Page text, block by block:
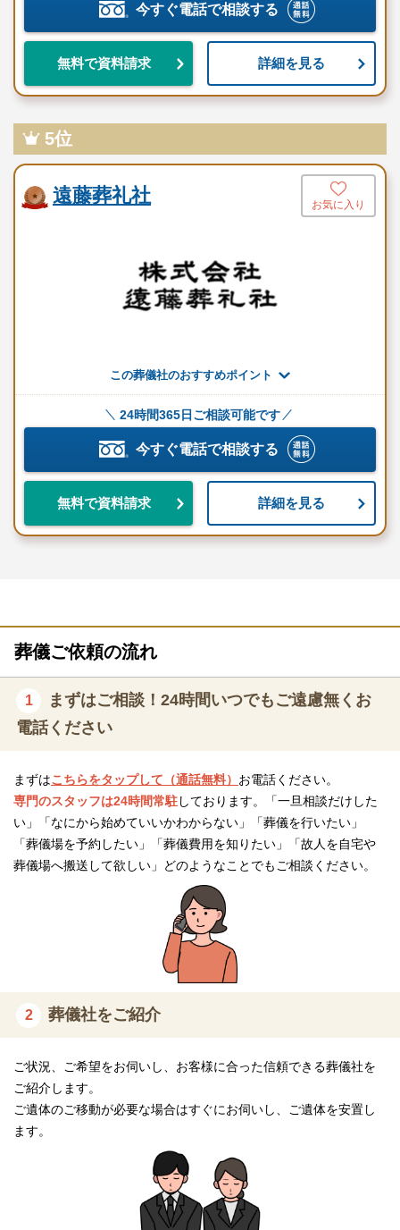
こだわりや理念、特徴等は、葬儀会社を選ぶうえで1つの参考にな
ります。
家族葬のディアネスは家族のきずなを深める企業を目指しサービ
スを提供しています。
ぜひ最後までご覧いただき、参考にしていただければ幸いです。
家族葬のディアネスの理念とメッセージ
家族葬のディアネスは1992年に設立し、30年以上の実績がありま
い、さまざまな想いをカタチにしていただけるように配慮を尽く
しサービスを提供しています。
従来の葬儀はご家族だけでなく会社関係者の方や地域の方々など
故人様にゆかりがあった方々を広く招待し、盛大に葬儀を執り行
う「一般葬」が一般的でした。
しかし高齢化などもあり時代が変化するにつれ、ニーズが変わり
ご家族や親しい方でお見送りをする「家族葬」が多くなってきま
実現が難しいと思っている葬儀でも遠慮なくご相談ください。
北海道に13式場
家族葬のディアネスの本社は札幌市北区にあり、札幌市内を中心
家族のディアネスは、全国各地で店舗を展開するきんぽう堂のグ
ループ会社です。
きんぽう堂グループは日本全国で219式場があり、年間施行数は1
万7,000件以上、実績累計は約3万件です。
自社アンケートによるお客様満足度は約97％の高さを誇ります。
家族葬のディアネスは北海道で実績ある葬儀会社を選びたい方に
家族葬のディアネスの自社式場は全て1日1組完全貸切の家族葬専
大切な最期のひとときをゆっくりとお過ごしいただけるようにご
自宅のような空間となっています。
仮眠可能な親族控え室や浴室完備、バリアフリー対応の充実した
設備であるため、ご自宅で過ごすようにご家族でゆったりとお過
充実した設備にご家族の気持ちに寄り添ったサービスで「家族の
きずな」を深められる葬儀の実現をサポートしてくれます。
今すぐ電話で相談する
無料で資料請求 詳細を見る
5位
遠藤葬礼社 お気に入り
この葬儀社のおすすめポイント
24時間365日ご相談可能です
今すぐ電話で相談する
無料で資料請求 詳細を見る
葬儀ご依頼の流れ
1
まずはご相談！24時間いつでもご遠慮無くお
電話ください
まずはこちらをタップして（通話無料） お電話ください。
専門のスタッフは24時間常駐しております。「一旦相談だけした
い」「なにから始めていいかわからない」「葬儀を行いたい」
「葬儀場を予約したい」「葬儀費用を知りたい」「故人を自宅や
葬儀場へ搬送して欲しい」どのようなことでもご相談ください。
2 葬儀社をご紹介
ご状況、ご希望をお伺いし、お客様に合った信頼できる葬儀社を
ご紹介します。
ご遺体のご移動が必要な場合はすぐにお伺いし、ご遺体を安置し
ます。